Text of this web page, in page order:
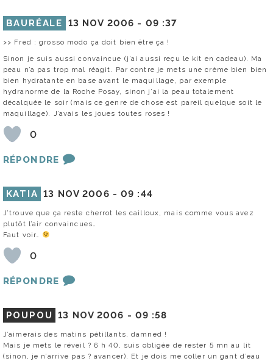
BAURÉALE 13 NOV 2006 - 09 :37
>> Fred : grosso modo ça doit bien être ça !
Sinon je suis aussi convaincue (j’ai aussi reçu le kit en cadeau). Ma
peau n’a pas trop mal réagit. Par contre je mets une crème bien bien
bien hydratante en base avant le maquillage, par exemple
hydranorme de la Roche Posay, sinon j’ai la peau totalement
décalquée le soir (mais ce genre de chose est pareil quelque soit le
maquillage). J’avais les joues toutes roses !
0
RÉPONDRE
KATIA 13 NOV 2006 -09 :44
J’trouve que ça reste cherrot les cailloux, mais comme vous avez
plutôt l’air convaincues…
Faut voir…
0
RÉPONDRE
POUPOU 13 NOV 2006 - 09 :58
J’aimerais des matins pétillants, damned !
Mais je mets le réveil ? 6 h 40, suis obligée de rester 5 mn au lit
(sinon, je n’arrive pas ? avancer). Et je dois me coller un gant d’eau